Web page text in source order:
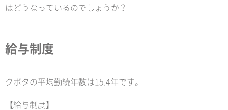
はどうなっているのでしょうか？
給与制度
クボタの平均勤続年数は15.4年です。
【給与制度】